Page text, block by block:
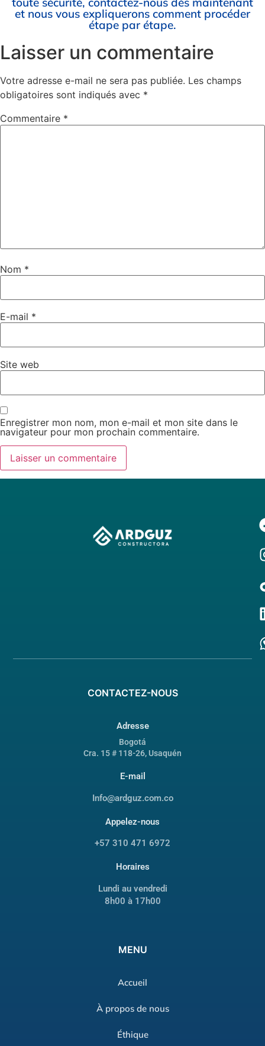
et nous vous expliquerons comment procéder
étape par étape.
Laisser un commentaire
Votre adresse e-mail ne sera pas publiée. Les champs
obligatoires sont indiqués avec *
Commentaire *
Nom *
E-mail *
Site web
Enregistrer mon nom, mon e-mail et mon site dans le
navigateur pour mon prochain commentaire.
CONTACTEZ-NOUS
Adresse
Bogotá
Cra. 15 # 118-26, Usaquén
E-mail
Info@ardguz.com.co
Appelez-nous
+57 310 471 6972
Horaires
Lundi au vendredi
8h00 à 17h00
MENU
Accueil
À propos de nous
Éthique